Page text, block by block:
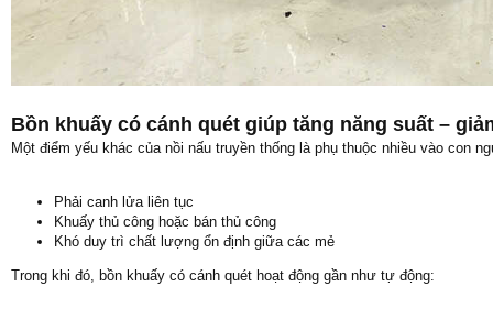
Bồn khuấy có cánh quét giúp tăng năng suất –
Một điểm yếu khác của nồi nấu truyền thống là phụ thuộc nhiều vào con
Phải canh lửa liên tục
Khuấy thủ công hoặc bán thủ công
Khó duy trì chất lượng ổn định giữa các mẻ
Trong khi đó, bồn khuấy có cánh quét hoạt động gần như tự động: